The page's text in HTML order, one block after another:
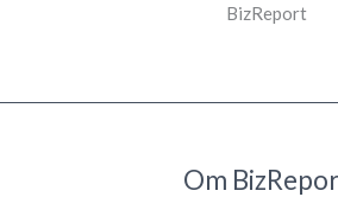
BizReport
Om